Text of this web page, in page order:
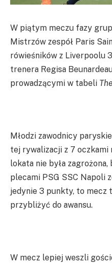
W piątym meczu fazy
Mistrzów zespół Paris
rówieśników z Liverpoolu
trenera Regisa
prowadzącymi w tabeli
Młodzi zawodnicy
tej rywalizacji z 7 oczkami
lokata nie była
plecami PSG SSC Napoli
jedynie 3 punkty, to mecz
przybliżyć do awansu.
W mecz lepiej weszli